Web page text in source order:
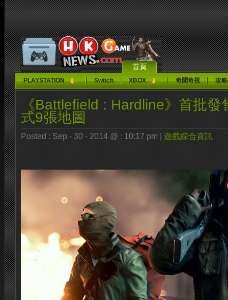
首頁
PLAYSTATION Switch XBOX 奇聞奇視 攻
《Battlefield : Hardline》首批
式9張地圖
Posted : Sep - 30 - 2014 @ : 10:17 pm | 遊戲綜合資訊